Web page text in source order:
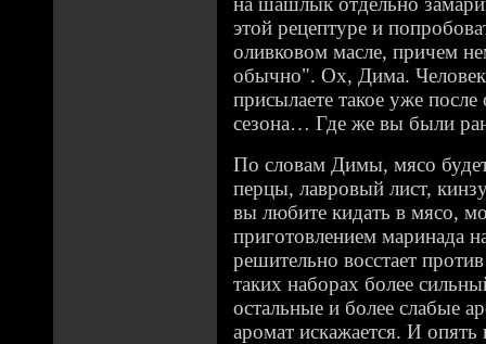
этой рецептуре и
оливковом масле, причем
обычно". Ох, Дима. Человек
присылаете такое уже
сезона… Где же вы были
По словам Димы, мясо
перцы, лавровый лист,
вы любите кидать в мясо,
приготовлением маринада
решительно восстает
таких наборах более
остальные и более слабые
аромат искажается. И опять